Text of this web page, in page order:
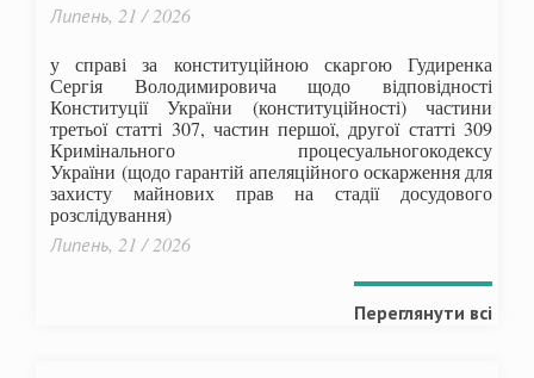
Липень, 21 / 2026
у справі за конституційною скаргою Гудиренка
Сергія Володимировича щодо відповідності
Конституції України (конституційності) частини
третьої статті 307, частин першої, другої статті 309
Кримінального процесуальногокодексу
України (щодо гарантій апеляційного оскарження для
захисту майнових прав на стадії досудового
розслідування)
Липень, 21 / 2026
Переглянути всі